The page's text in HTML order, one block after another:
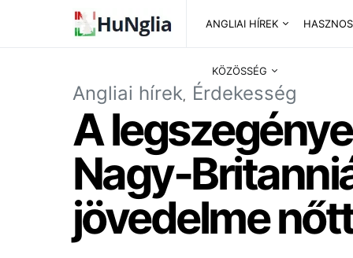
ANGLIAI HÍREK
KÖZÖSSÉG
Angliai hírek Érdekesség
A
Nagy-
jövedelme